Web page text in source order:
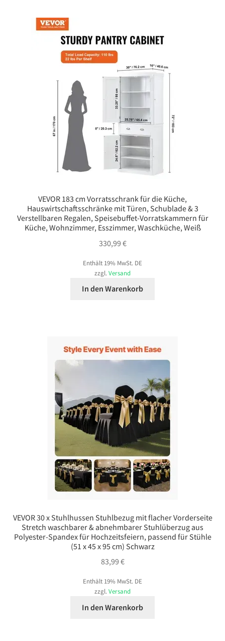
VEVOR 183 cm Vorratsschrank für die Küche,
Hauswirtschaftsschränke mit Türen, Schublade & 3
Verstellbaren Regalen, Speisebuffet-Vorratskammern für
Küche, Wohnzimmer, Esszimmer, Waschküche, Weiß
330,99 €
Enthält 19% MwSt. DE
zzgl. Versand
In den Warenkorb
VEVOR 30 x Stuhlhussen Stuhlbezug mit flacher Vorderseite
Stretch waschbarer & abnehmbarer Stuhlüberzug aus
Polyester-Spandex für Hochzeitsfeiern, passend für Stühle
(51 x 45 x 95 cm) Schwarz
83,99 €
Enthält 19% MwSt. DE
zzgl.Versand
In den Warenkorb